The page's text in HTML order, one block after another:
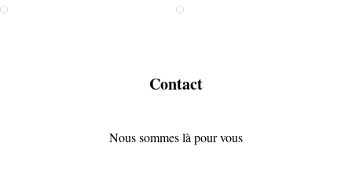
Weiss Weiss
Contact
Nous sommes là pour vous